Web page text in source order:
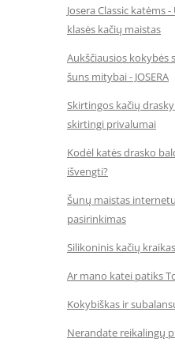
Josera Classic katėms
klasės kačių maistas
Aukščiausios kokybės
šuns mitybai - JOSERA
Skirtingos kačių
skirtingi privalumai
Kodėl katės drasko
išvengti?
Šunų maistas
pasirinkimas
Silikoninis kačių
Ar mano katei patiks
Kokybiškas ir
Nerandate reikalingų